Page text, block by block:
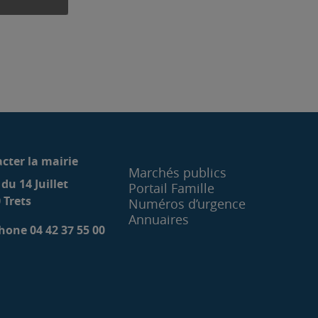
la mairie
du 14 Juillet
Trets
04 42 37 55 00
Marchés publics
Portail Famille
Numéros d’urgence
Annuaires